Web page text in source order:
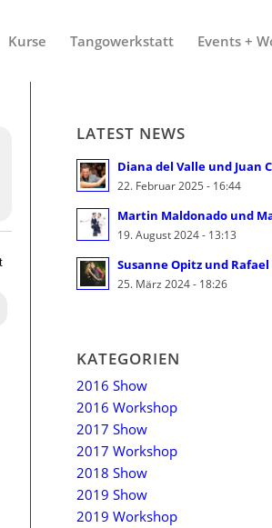
Kurse Tangowerkstatt Events +
LATEST NEWS
Diana del Valle und Juan
22. Februar 2025 - 16:44
Martin Maldonado und
19. August 2024 - 13:13
Susanne Opitz und
25. März 2024 - 18:26
KATEGORIEN
2016 Show
2016 Workshop
2017 Show
2017 Workshop
2018 Show
2019 Show
2019 Workshop